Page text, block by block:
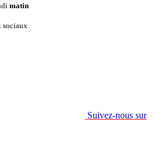
matin
sociaux
Suivez-nous sur